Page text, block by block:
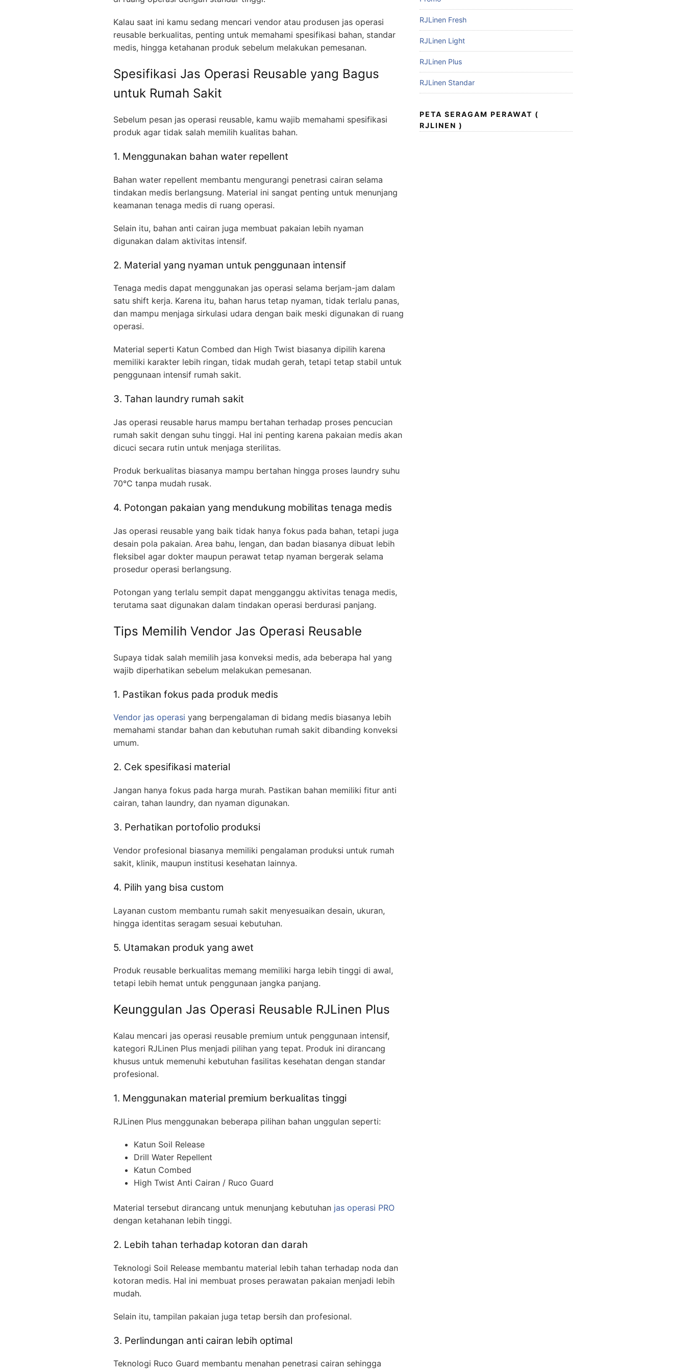
Kalau saat ini kamu sedang mencari vendor atau produsen jas operasi
reusable berkualitas, penting untuk memahami spesifikasi bahan, standar
medis, hingga ketahanan produk sebelum melakukan pemesanan.
Spesifikasi Jas Operasi Reusable yang Bagus
untuk Rumah Sakit
Sebelum pesan jas operasi reusable, kamu wajib memahami spesifikasi
produk agar tidak salah memilih kualitas bahan.
1. Menggunakan bahan water repellent
Bahan water repellent membantu mengurangi penetrasi cairan selama
tindakan medis berlangsung. Material ini sangat penting untuk menunjang
keamanan tenaga medis di ruang operasi.
Selain itu, bahan anti cairan juga membuat pakaian lebih nyaman
digunakan dalam aktivitas intensif.
2. Material yang nyaman untuk penggunaan intensif
Tenaga medis dapat menggunakan jas operasi selama berjam-jam dalam
satu shift kerja. Karena itu, bahan harus tetap nyaman, tidak terlalu panas,
dan mampu menjaga sirkulasi udara dengan baik meski digunakan di ruang
operasi.
Material seperti Katun Combed dan High Twist biasanya dipilih karena
memiliki karakter lebih ringan, tidak mudah gerah, tetapi tetap stabil untuk
penggunaan intensif rumah sakit.
3. Tahan laundry rumah sakit
Jas operasi reusable harus mampu bertahan terhadap proses pencucian
rumah sakit dengan suhu tinggi. Hal ini penting karena pakaian medis akan
dicuci secara rutin untuk menjaga sterilitas.
Produk berkualitas biasanya mampu bertahan hingga proses laundry suhu
70°C tanpa mudah rusak.
4. Potongan pakaian yang mendukung mobilitas tenaga medis
Jas operasi reusable yang baik tidak hanya fokus pada bahan, tetapi juga
desain pola pakaian. Area bahu, lengan, dan badan biasanya dibuat lebih
fleksibel agar dokter maupun perawat tetap nyaman bergerak selama
prosedur operasi berlangsung.
Potongan yang terlalu sempit dapat mengganggu aktivitas tenaga medis,
terutama saat digunakan dalam tindakan operasi berdurasi panjang.
Tips Memilih Vendor Jas Operasi Reusable
Supaya tidak salah memilih jasa konveksi medis, ada beberapa hal yang
wajib diperhatikan sebelum melakukan pemesanan.
1. Pastikan fokus pada produk medis
Vendor jas operasi yang berpengalaman di bidang medis biasanya lebih
memahami standar bahan dan kebutuhan rumah sakit dibanding konveksi
umum.
2. Cek spesifikasi material
Jangan hanya fokus pada harga murah. Pastikan bahan memiliki fitur anti
cairan, tahan laundry, dan nyaman digunakan.
3. Perhatikan portofolio produksi
Vendor profesional biasanya memiliki pengalaman produksi untuk rumah
sakit, klinik, maupun institusi kesehatan lainnya.
4. Pilih yang bisa custom
Layanan custom membantu rumah sakit menyesuaikan desain, ukuran,
hingga identitas seragam sesuai kebutuhan.
5. Utamakan produk yang awet
Produk reusable berkualitas memang memiliki harga lebih tinggi di awal,
tetapi lebih hemat untuk penggunaan jangka panjang.
Keunggulan Jas Operasi Reusable RJLinen Plus
Kalau mencari jas operasi reusable premium untuk penggunaan intensif,
kategori RJLinen Plus menjadi pilihan yang tepat. Produk ini dirancang
khusus untuk memenuhi kebutuhan fasilitas kesehatan dengan standar
profesional.
1. Menggunakan material premium berkualitas tinggi
RJLinen Plus menggunakan beberapa pilihan bahan unggulan seperti:
Katun Soil Release
Drill Water Repellent
Katun Combed
High Twist Anti Cairan / Ruco Guard
Material tersebut dirancang untuk menunjang kebutuhan jas operasi PRO
dengan ketahanan lebih tinggi.
2. Lebih tahan terhadap kotoran dan darah
Teknologi Soil Release membantu material lebih tahan terhadap noda dan
kotoran medis. Hal ini membuat proses perawatan pakaian menjadi lebih
mudah.
Selain itu, tampilan pakaian juga tetap bersih dan profesional.
3. Perlindungan anti cairan lebih optimal
Teknologi Ruco Guard membantu menahan penetrasi cairan sehingga
RJLinen Fresh
RJLinen Light
RJLinen Plus
RJLinen Standar
PETA SERAGAM PERAWAT (
RJLINEN )